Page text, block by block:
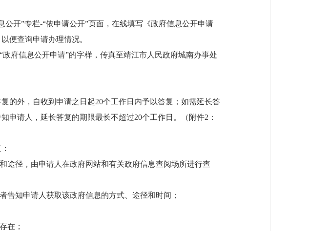
开”专栏-“依申请公开”页面，在线填写《政府信息公开申请
便查询申请办理情况。
府信息公开申请”的字样，传真至靖江市人民政府城南办事处
的外，自收到申请之日起20个工作日内予以答复；如需延长答
申请人，延长答复的期限最长不超过20个工作日。（附件2：
途径，由申请人在政府网站和有关政府信息查阅场所进行查
告知申请人获取该政府信息的方式、途径和时间；
在；